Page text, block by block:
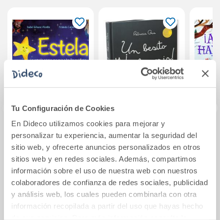
Tu Configuración de Cookies
En Dideco utilizamos cookies para mejorar y
personalizar tu experiencia, aumentar la seguridad del
sitio web, y ofrecerte anuncios personalizados en otros
sitios web y en redes sociales. Además, compartimos
información sobre el uso de nuestra web con nuestros
colaboradores de confianza de redes sociales, publicidad
y análisis web, los cuales pueden combinarla con otra
información recopilada a partir del uso que hayas hecho
Estela
21,95€
Comprar
Un besito y ¡a
dormir!
18,90€
Comprar